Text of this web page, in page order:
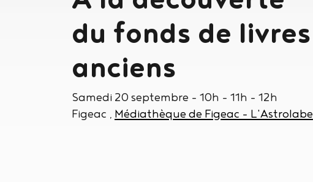
du fonds de livres
anciens
Samedi 20 septembre - 10h - 11h - 12h
Figeac
Médiathèque de Figeac - L'Astrolabe